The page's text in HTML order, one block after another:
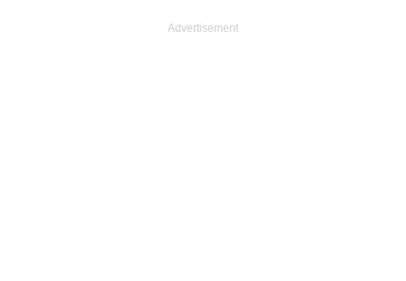
Advertisement